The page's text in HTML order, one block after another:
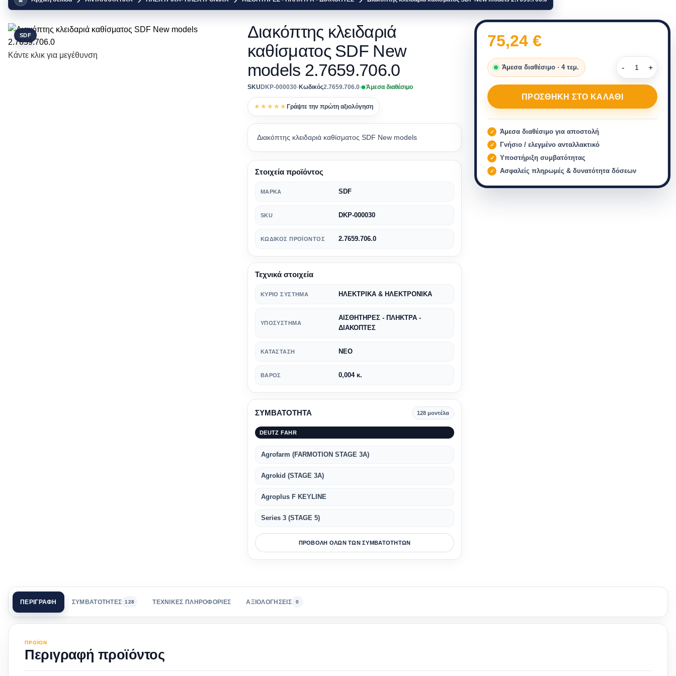
SDF
Κάντε κλικ για μεγέθυνση
Διακόπτης κλειδαριά
καθίσματος SDF New
models 2.7659.706.0
SKU DKP-000030•Κωδικός2.7659.706.0• Άμεσα διαθέσιμο
★★★★★Γράψτε την πρώτη αξιολόγηση
Διακόπτης κλειδαριά καθίσματος SDF New models
Στοιχεία προϊόντος
ΜΆΡΚΑ SDF
SKU DKP-000030
ΚΩΔΙΚΌΣ ΠΡΟΪΌΝΤΟΣ 2.7659.706.0
Τεχνικά στοιχεία
ΚΎΡΙΟ ΣΎΣΤΗΜΑ ΗΛΕΚΤΡΙΚΑ & ΗΛΕΚΤΡΟΝΙΚΑ
ΥΠΟΣΎΣΤΗΜΑ
ΑΙΣΘΗΤΗΡΕΣ - ΠΛΗΚΤΡΑ -
ΔΙΑΚΟΠΤΕΣ
ΚΑΤΆΣΤΑΣΗ ΝΕΟ
ΒΆΡΟΣ 0,004 κ.
ΣΥΜΒΑΤΟΤΗΤΑ 128 μοντέλα
DEUTZ FAHR
Agrofarm (FARMOTION STAGE 3A)
Agrokid (STAGE 3A)
Agroplus F KEYLINE
Series 3 (STAGE 5)
ΠΡΟΒΟΛΗ ΟΛΩΝ ΤΩΝ ΣΥΜΒΑΤΟΤΗΤΩΝ
75,24 €
Άμεσα διαθέσιμο · 4 τεμ.
ΠΡΟΣΘΉΚΗ ΣΤΟ ΚΑΛΆΘΙ
Άμεσα διαθέσιμο για αποστολή
Γνήσιο / ελεγμένο ανταλλακτικό
Υποστήριξη συμβατότητας
Ασφαλείς πληρωμές & δυνατότητα δόσεων
ΠΕΡΙΓΡΑΦΗ ΣΥΜΒΑΤΟΤΗΤΕΣ 128 ΤΕΧΝΙΚΕΣ ΠΛΗΡΟΦΟΡΙΕΣ ΑΞΙΟΛΟΓΗΣΕΙΣ 0
ΠΡΟΪΟΝ
Περιγραφή προϊόντος